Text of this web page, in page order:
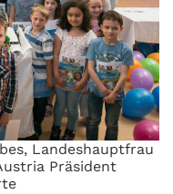
Landeshauptfrau
Präsident